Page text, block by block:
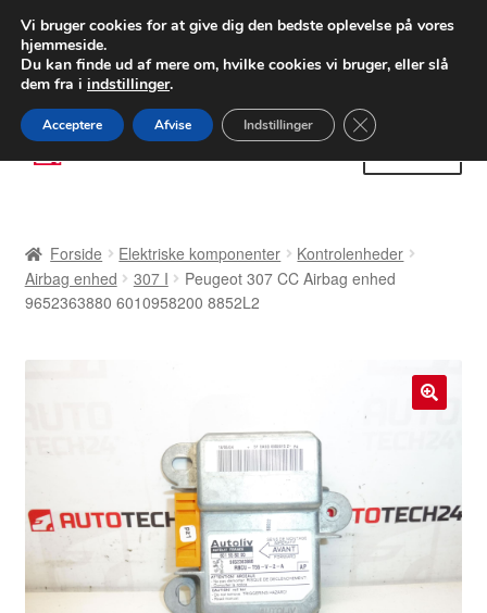
LEVERING fra 55 kr.
FEDEX verdensomspændende forsendelse
80 82 72 02
Spring
til
Spring
til
Betalinger
Kurv
Forside Elektriske komponenter
Kontrolenheder
Airbag enhed
307 I
Peugeot 307 CC Airbag enhed
9652363880 6010958200 8852L2
Vi bruger cookies for at give dig den bedste oplevelse på vores
hjemmeside.
Du kan finde ud af mere om, hvilke cookies vi bruger, eller slå
dem fra i indstillinger.
Acceptere Afvise Indstillinger Close GDPR